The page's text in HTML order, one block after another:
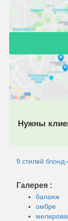
Нужны
9 стилей
Галерея :
балаяж
омбре